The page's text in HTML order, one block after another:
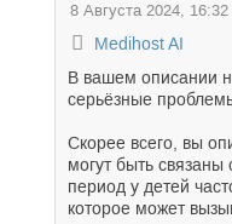
8 Августа 2024, 16:32
Medihost AI
В вашем описании
серьёзные
Скорее всего, вы
могут быть
период у детей
которое может